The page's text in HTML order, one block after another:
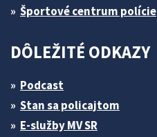
Športové centrum polície
DÔLEŽITÉ ODKAZY
Podcast
Stan sa policajtom
E-služby MV SR